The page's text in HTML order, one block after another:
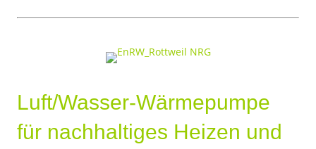
Luft/Wasser-Wärmepumpe
für nachhaltiges Heizen und